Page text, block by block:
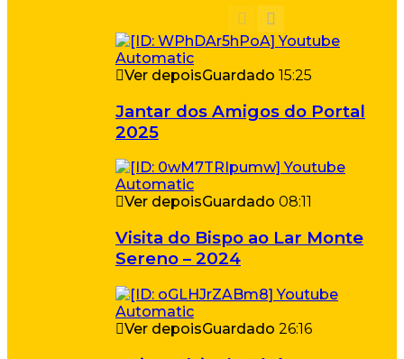
Ver depoisGuardado 15:25
Jantar dos Amigos do Portal
2025
Ver depoisGuardado 08:11
Visita do Bispo ao Lar Monte
Sereno – 2024
Ver depoisGuardado 26:16